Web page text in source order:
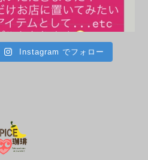
Instagram でフォロー